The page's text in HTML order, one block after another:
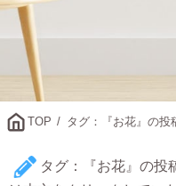
TOP タグ：『お花』の投
タグ：『お花』の投